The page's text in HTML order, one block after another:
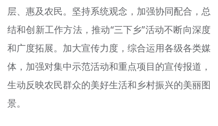
层、惠及农民。坚持系统观念，加强协同配合，总
结和创新工作方法，推动“三下乡”活动不断向深度
和广度拓展。加大宣传力度，综合运用各级各类媒
体，加强对集中示范活动和重点项目的宣传报道，
生动反映农民群众的美好生活和乡村振兴的美丽图
景。